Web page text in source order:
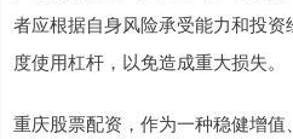
者应根据自身风险承受能力和投
度使用杠杆，以免造成重大损失。
重庆股票配资，作为一种稳健增值